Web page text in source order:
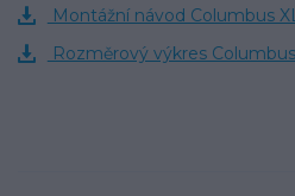
Montážní návod Columbus
Rozměrový výkres